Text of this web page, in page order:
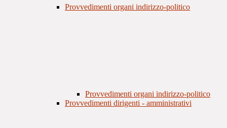
Provvedimenti organi indirizzo-politico
Provvedimenti organi indirizzo-politico
Provvedimenti dirigenti - amministrativi